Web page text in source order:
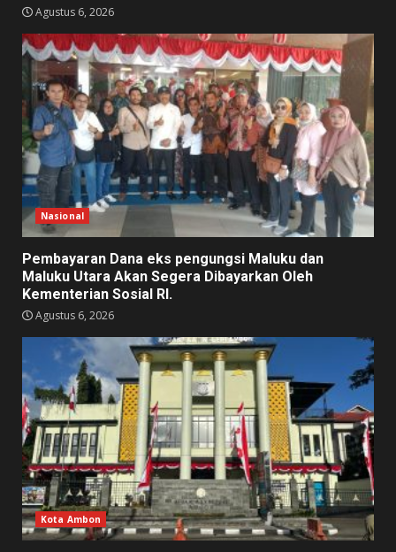
Agustus 6, 2026
Nasional
Pembayaran Dana eks pengungsi Maluku dan
Maluku Utara Akan Segera Dibayarkan Oleh
Kementerian Sosial RI.
Agustus 6, 2026
Kota Ambon